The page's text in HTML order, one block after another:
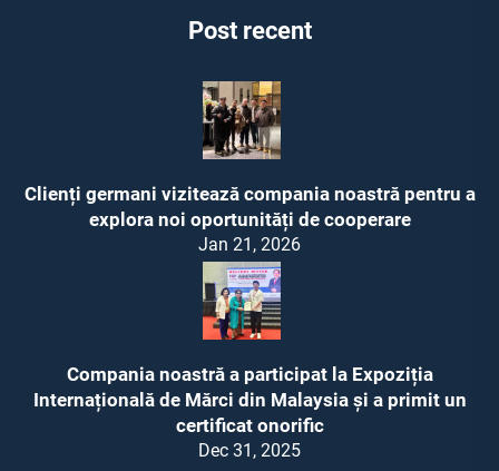
Post recent
Clienți germani vizitează compania noastră pentru a
explora noi oportunități de cooperare
Jan 21, 2026
Compania noastră a participat la Expoziția
Internațională de Mărci din Malaysia și a primit un
certificat onorific
Dec 31, 2025